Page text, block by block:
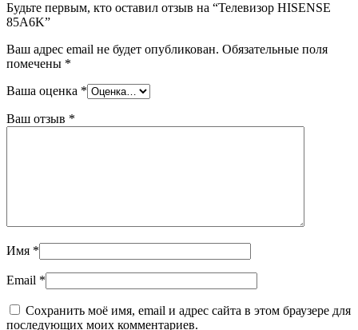
Будьте первым, кто оставил отзыв на “Телевизор HISENSE
85A6K”
Ваш адрес email не будет опубликован. Обязательные поля
помечены *
Ваша оценка *
Ваш отзыв *
Имя *
Email *
Сохранить моё имя, email и адрес сайта в этом браузере для
последующих моих комментариев.